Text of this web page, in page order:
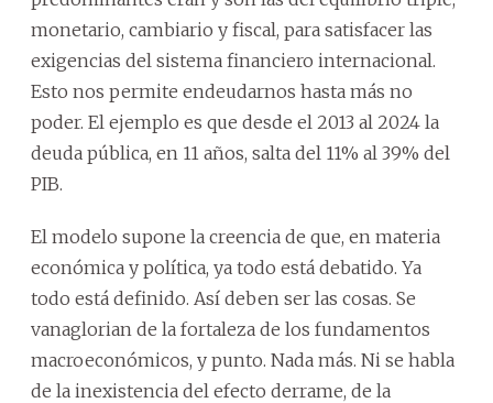
monetario, cambiario y fiscal, para satisfacer las
exigencias del sistema financiero internacional.
Esto nos permite endeudarnos hasta más no
poder. El ejemplo es que desde el 2013 al 2024 la
deuda pública, en 11 años, salta del 11% al 39% del
PIB.
El modelo supone la creencia de que, en materia
económica y política, ya todo está debatido. Ya
todo está definido. Así deben ser las cosas. Se
vanaglorian de la fortaleza de los fundamentos
macroeconómicos, y punto. Nada más. Ni se habla
de la inexistencia del efecto derrame, de la